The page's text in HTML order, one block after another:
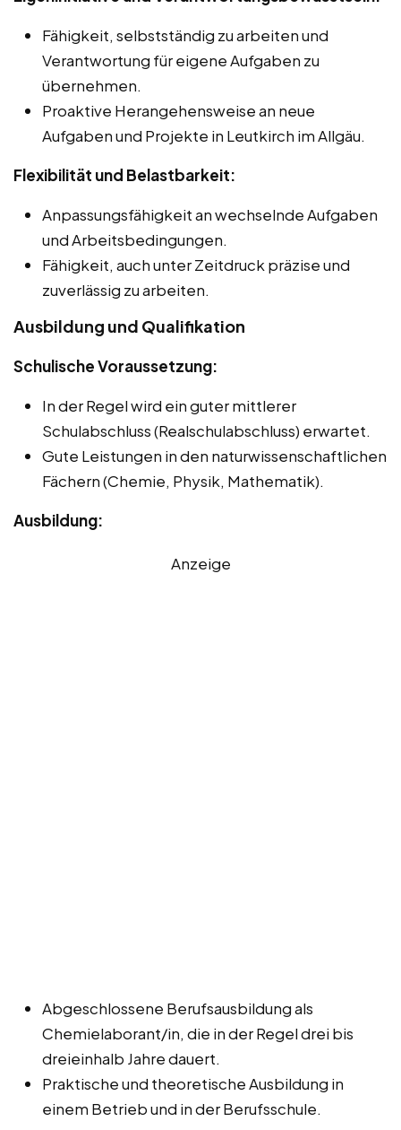
Fähigkeit, selbstständig zu arbeiten und
Verantwortung für eigene Aufgaben zu
übernehmen.
Proaktive Herangehensweise an neue
Aufgaben und Projekte in Leutkirch im Allgäu.
Flexibilität und Belastbarkeit:
Anpassungsfähigkeit an wechselnde Aufgaben
und Arbeitsbedingungen.
Fähigkeit, auch unter Zeitdruck präzise und
zuverlässig zu arbeiten.
Ausbildung und Qualifikation
Schulische Voraussetzung:
In der Regel wird ein guter mittlerer
Schulabschluss (Realschulabschluss) erwartet.
Gute Leistungen in den naturwissenschaftlichen
Fächern (Chemie, Physik, Mathematik).
Ausbildung:
Anzeige
Abgeschlossene Berufsausbildung als
Chemielaborant/in, die in der Regel drei bis
dreieinhalb Jahre dauert.
Praktische und theoretische Ausbildung in
einem Betrieb und in der Berufsschule.